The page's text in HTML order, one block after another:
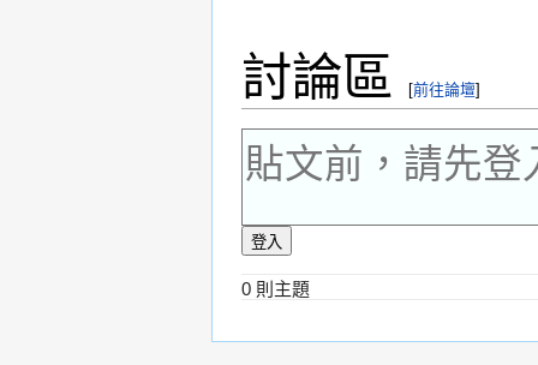
討論區 [前往論壇]
0 則主題